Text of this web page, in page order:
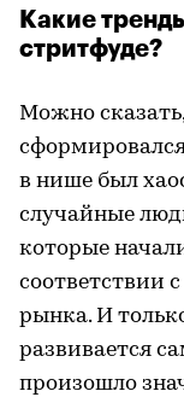
Какие
стритфуде?
Можно
в нише был
случайные
которые
соответствии
рынка. И
развивается
произошло